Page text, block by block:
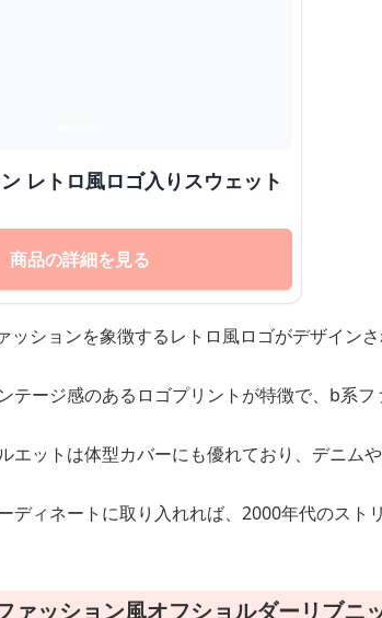
レトロ風ロゴ入りスウェット
商品の詳細を見る
ッションを象徴するレトロ風ロゴがデザインさ
テージ感のあるロゴプリントが特徴で、b系フ
エットは体型カバーにも優れており、デニム
ディネートに取り入れれば、2000年代のスト
ァッション風オフショルダーリブニ